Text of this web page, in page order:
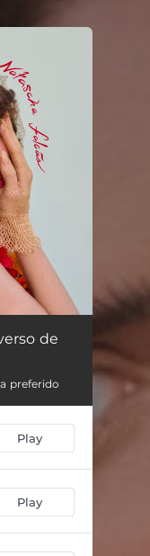
04:21
03:30
de
preferido
Play
Play